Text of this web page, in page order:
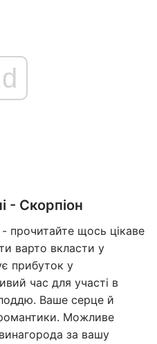
- Скорпіон
прочитайте щось цікаве
варто вкласти у
прибуток у
час для участі в
Ваше серце й
Можливе
за вашу